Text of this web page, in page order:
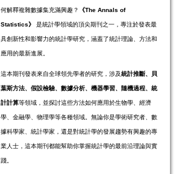
何解釋複雜數據集充滿興趣？ 《The Annals of
Statistics》 是統計學領域的頂尖期刊之一，專注於發表最
具創新性和影響力的統計學研究，涵蓋了統計理論、方法和
應用的最新進展。
這本期刊發表來自全球領先學者的研究，涉及統計推斷、貝
葉斯方法、假設檢驗、數據分析、機器學習、隨機過程、統
計計算等領域，並探討這些方法如何應用於生物學、經濟
學、金融學、物理學等各種領域。無論你是學術研究者、數
據科學家、統計學家，還是對統計學的發展趨勢有興趣的專
業人士，這本期刊都能幫助你掌握統計學的最前沿理論與實
踐。